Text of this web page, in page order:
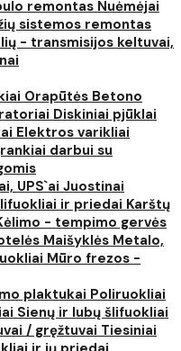
remontas Nuėmėjai
sistemos remontas
- transmisijos keltuvai,
Orapūtės Betono
Diskiniai pjūklai
Elektros varikliai
darbui su
UPS`ai Juostinai
ir priedai Karštų
- tempimo gervės
Maišyklės Metalo,
Mūro frezos -
plaktukai Poliruokliai
Sienų ir lubų šlifuokliai
/ gręžtuvai Tiesiniai